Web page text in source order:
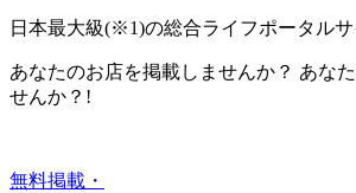
日本最大級(※1)の総合ライフポータルサ
あなたのお店を掲載しませんか？ あな
せんか？!
無料掲載・